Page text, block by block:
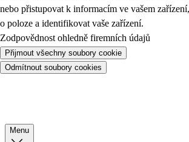
nebo přistupovat k informacím ve vašem
o poloze a identifikovat vaše zařízení.
Zodpovědnost ohledně firemních údajů
Přijmout všechny soubory cookie
Odmítnout soubory cookies
Menu